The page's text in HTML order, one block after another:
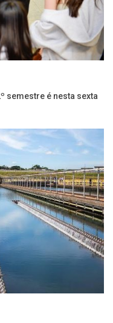
semestre é nesta sexta